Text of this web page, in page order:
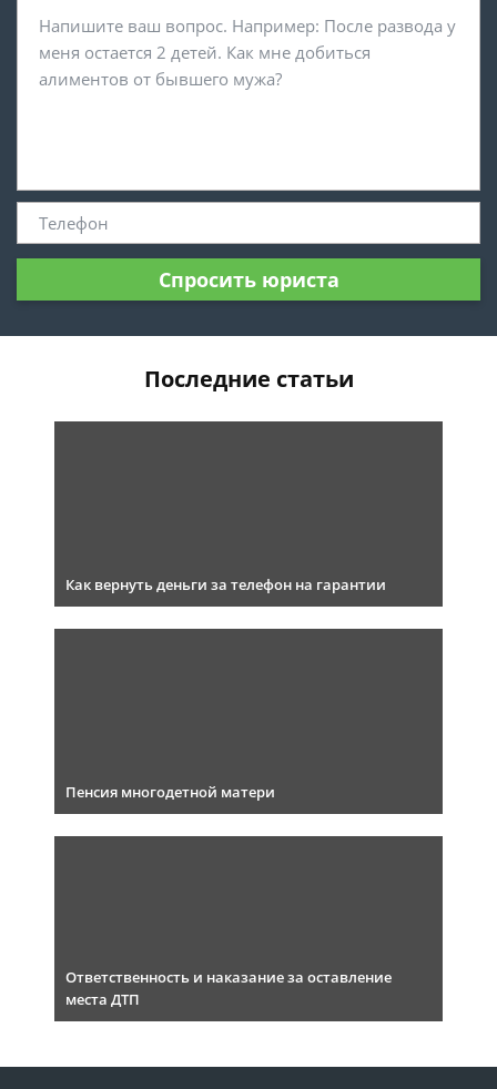
Спросить юриста
Последние статьи
Как вернуть деньги за телефон на гарантии
Пенсия многодетной матери
Ответственность и наказание за оставление
места ДТП